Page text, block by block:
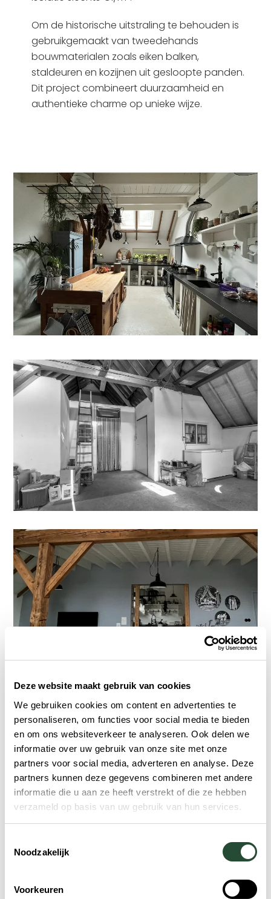
Deze website maakt gebruik van cookies
We gebruiken cookies om content en advertenties te
personaliseren, om functies voor social media te bieden
en om ons websiteverkeer te analyseren. Ook delen we
informatie over uw gebruik van onze site met onze
partners voor social media, adverteren en analyse. Deze
partners kunnen deze gegevens combineren met andere
informatie die u aan ze heeft verstrekt of die ze hebben
verzameld op basis van uw gebruik van hun services.
Noodzakelijk
Voorkeuren
Om de historische uitstraling te behouden is
gebruikgemaakt van tweedehands
bouwmaterialen zoals eiken balken,
staldeuren en kozijnen uit gesloopte panden.
Dit project combineert duurzaamheid en
authentieke charme op unieke wijze.